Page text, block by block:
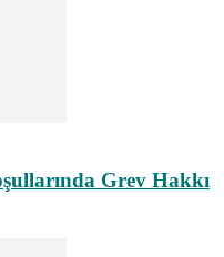
Grev Hakkı